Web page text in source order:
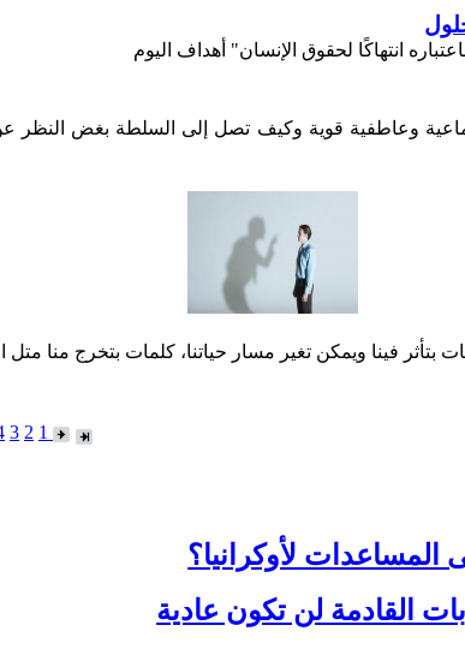
انتهاكًا لحقوق الإنسان" أهداف اليوم
وعاطفية قوية وكيف تصل إلى السلطة بغض النظر عن
بتأثر فينا ويمكن تغير مسار حياتنا، كلمات بتخرج منا
1
2
3
المساعدات لأوكرانيا؟
القادمة لن تكون عادية